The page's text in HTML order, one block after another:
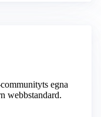
egna
webbstandard.